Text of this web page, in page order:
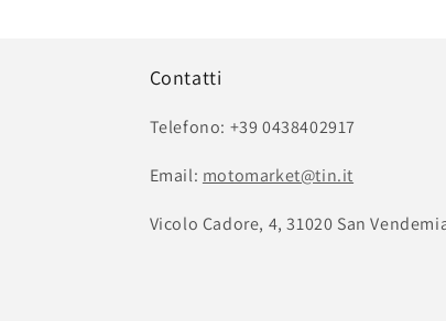
Contatti
Telefono: +39 0438402917
Email: motomarket@tin.it
Vicolo Cadore, 4, 31020 San